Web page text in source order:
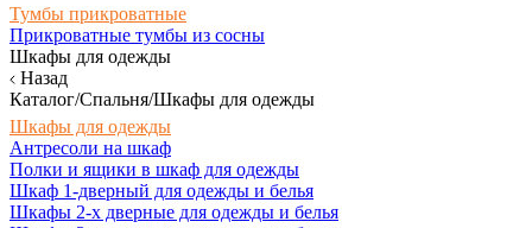
Тумбы прикроватные
Прикроватные тумбы из сосны
Шкафы для одежды
Назад
Каталог/Спальня/Шкафы для одежды
Шкафы для одежды
Антресоли на шкаф
Полки и ящики в шкаф для одежды
Шкаф 1-дверный для одежды и белья
Шкафы 2-х дверные для одежды и белья